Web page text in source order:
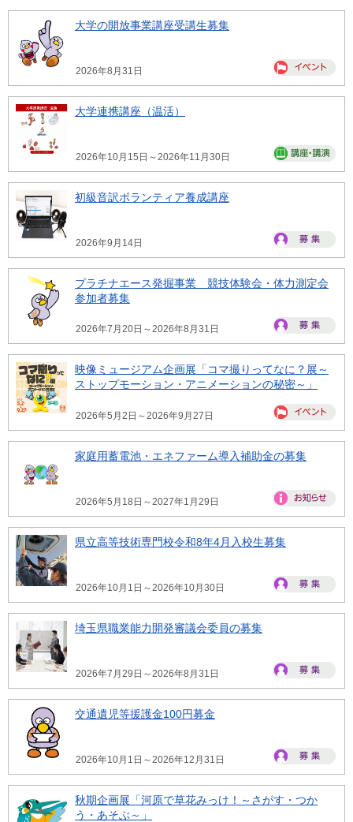
大学の開放事業講座受講生募集
2026年8月31日
大学連携講座（温活）
2026年10月15日～2026年11月30日
初級音訳ボランティア養成講座
2026年9月14日
プラチナエース発掘事業 競技体験会・体力測定会
参加者募集
2026年7月20日～2026年8月31日
映像ミュージアム企画展「コマ撮りってなに？展～
ストップモーション・アニメーションの秘密～」
2026年5月2日～2026年9月27日
家庭用蓄電池・エネファーム導入補助金の募集
2026年5月18日～2027年1月29日
県立高等技術専門校令和8年4月入校生募集
2026年10月1日～2026年10月30日
埼玉県職業能力開発審議会委員の募集
2026年7月29日～2026年8月31日
交通遺児等援護金100円募金
2026年10月1日～2026年12月31日
秋期企画展「河原で草花みっけ！～さがす・つか
う・あそぶ～」